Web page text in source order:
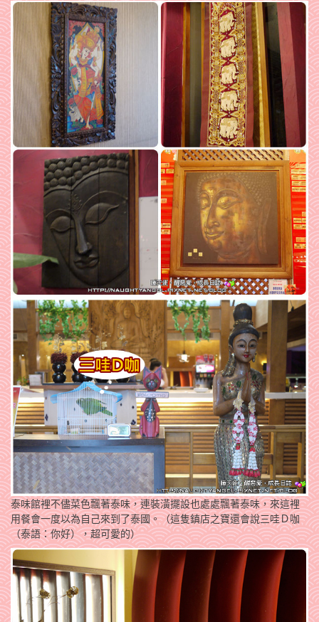
泰味館裡不儘菜色飄著泰味，連裝潢擺設也處處飄著泰味，來這裡
用餐會一度以為自己來到了泰國。（這隻鎮店之寶還會說三哇Ｄ咖
（泰語：你好），超可愛的）